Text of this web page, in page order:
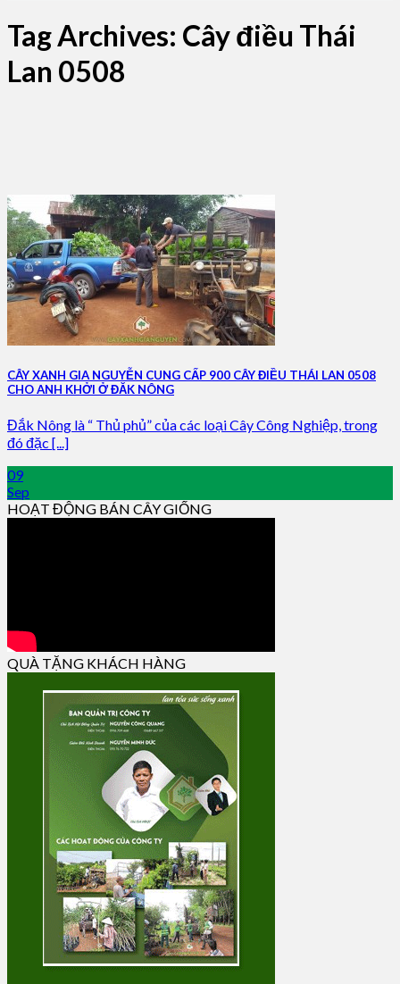
Tag Archives: Cây điều Thái
Lan 0508
CÂY XANH GIA NGUYỄN CUNG CẤP 900 CÂY ĐIỀU THÁI LAN 0508
CHO ANH KHỞI Ở ĐĂK NÔNG
Đắk Nông là “ Thủ phủ” của các loại Cây Công Nghiệp, trong
đó đặc [...]
09
Sep
HOẠT ĐỘNG BÁN CÂY GIỐNG
QUÀ TẶNG KHÁCH HÀNG